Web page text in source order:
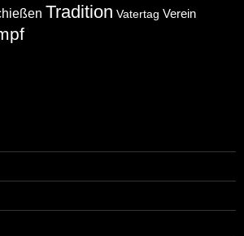
Tradition Vatertag Verein